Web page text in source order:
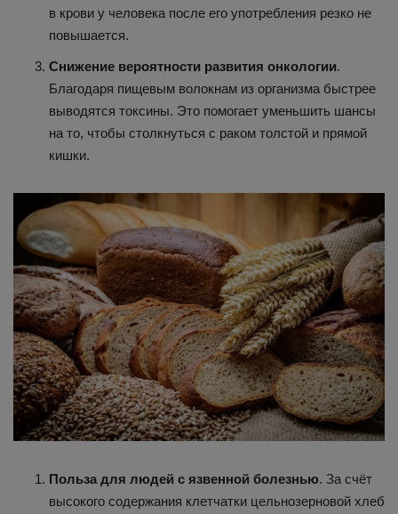
в крови у человека после его употребления резко не
повышается.
Снижение вероятности развития онкологии.
Благодаря пищевым волокнам из организма быстрее
выводятся токсины. Это помогает уменьшить шансы
на то, чтобы столкнуться с раком толстой и прямой
кишки.
Польза для людей с язвенной болезнью. За счёт
высокого содержания клетчатки цельнозерновой хлеб